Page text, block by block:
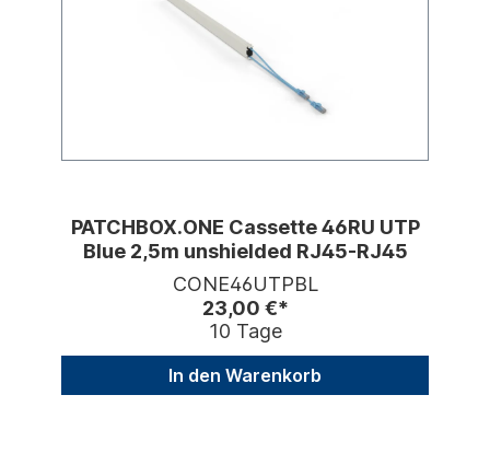
PATCHBOX.ONE Cassette 46RU UTP
Blue 2,5m unshielded RJ45-RJ45
CONE46UTPBL
23,00 €*
10 Tage
In den Warenkorb